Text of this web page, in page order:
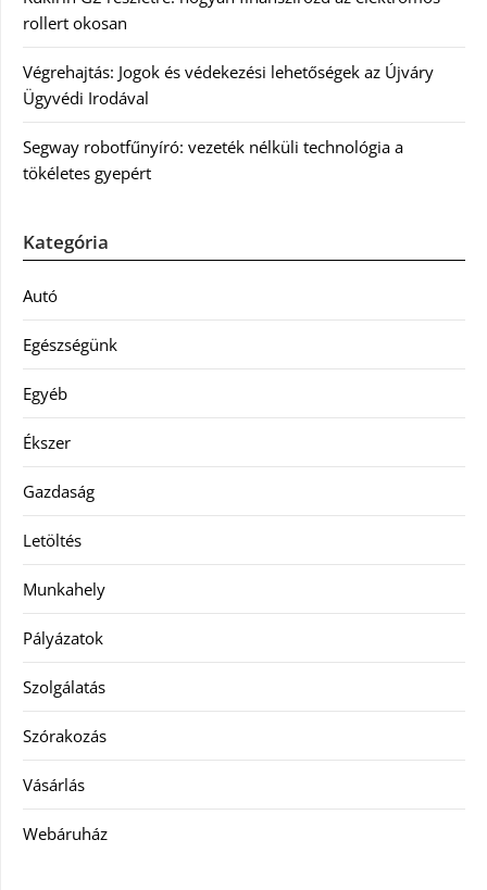
rollert okosan
Végrehajtás: Jogok és védekezési lehetőségek az Újváry
Ügyvédi Irodával
Segway robotfűnyíró: vezeték nélküli technológia a
tökéletes gyepért
Kategória
Autó
Egészségünk
Egyéb
Ékszer
Gazdaság
Letöltés
Munkahely
Pályázatok
Szolgálatás
Szórakozás
Vásárlás
Webáruház